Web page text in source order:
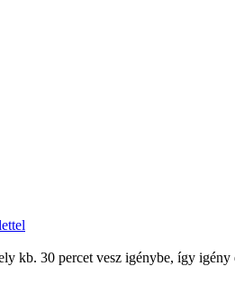
kb. 30 percet vesz igénybe, így igény